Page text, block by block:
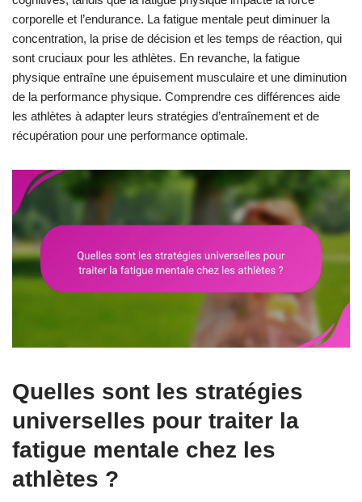
corporelle et l’endurance. La fatigue mentale peut diminuer la
concentration, la prise de décision et les temps de réaction, qui
sont cruciaux pour les athlètes. En revanche, la fatigue
physique entraîne une épuisement musculaire et une diminution
de la performance physique. Comprendre ces différences aide
les athlètes à adapter leurs stratégies d’entraînement et de
récupération pour une performance optimale.
Quelles sont les stratégies
universelles pour traiter la
fatigue mentale chez les
athlètes ?